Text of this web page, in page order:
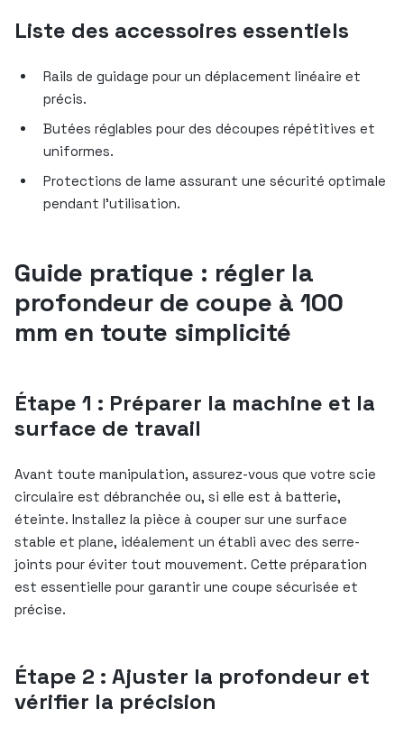
Liste des accessoires essentiels
Rails de guidage pour un déplacement linéaire et
précis.
Butées réglables pour des découpes répétitives et
uniformes.
Protections de lame assurant une sécurité optimale
pendant l’utilisation.
Guide pratique : régler la
profondeur de coupe à 100
mm en toute simplicité
Étape 1 : Préparer la machine et la
surface de travail
Avant toute manipulation, assurez-vous que votre scie
circulaire est débranchée ou, si elle est à batterie,
éteinte. Installez la pièce à couper sur une surface
stable et plane, idéalement un établi avec des serre-
joints pour éviter tout mouvement. Cette préparation
est essentielle pour garantir une coupe sécurisée et
précise.
Étape 2 : Ajuster la profondeur et
vérifier la précision